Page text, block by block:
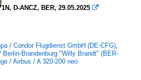
D-ANCZ, BER, 29.05.2025 
/ Condor Flugdienst GmbH (DE-CFG),
Berlin-Brandenburg "Willy Brandt" (BER-
/ Airbus / A 320-200 neo